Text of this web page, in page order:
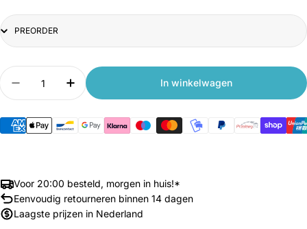
Title
Aantal
Aantal verlagen voor Xiaomi Mi Smart Standing
Aantal verhogen voor Xiaomi Mi Smart
In winkelwagen
Voor 20:00 besteld, morgen in huis!*
Eenvoudig retourneren binnen 14 dagen
Laagste prijzen in Nederland